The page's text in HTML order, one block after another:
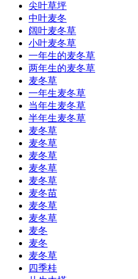
尖叶草坪
中叶麦冬
阔叶麦冬草
小叶麦冬草
一年生的麦冬草
两年生的麦冬草
麦冬草
一年生麦冬草
当年生麦冬草
半年生麦冬草
麦冬草
麦冬草
麦冬草
麦冬草
麦冬草
麦冬苗
麦冬草
麦冬草
麦冬
麦冬
麦冬草
四季桂